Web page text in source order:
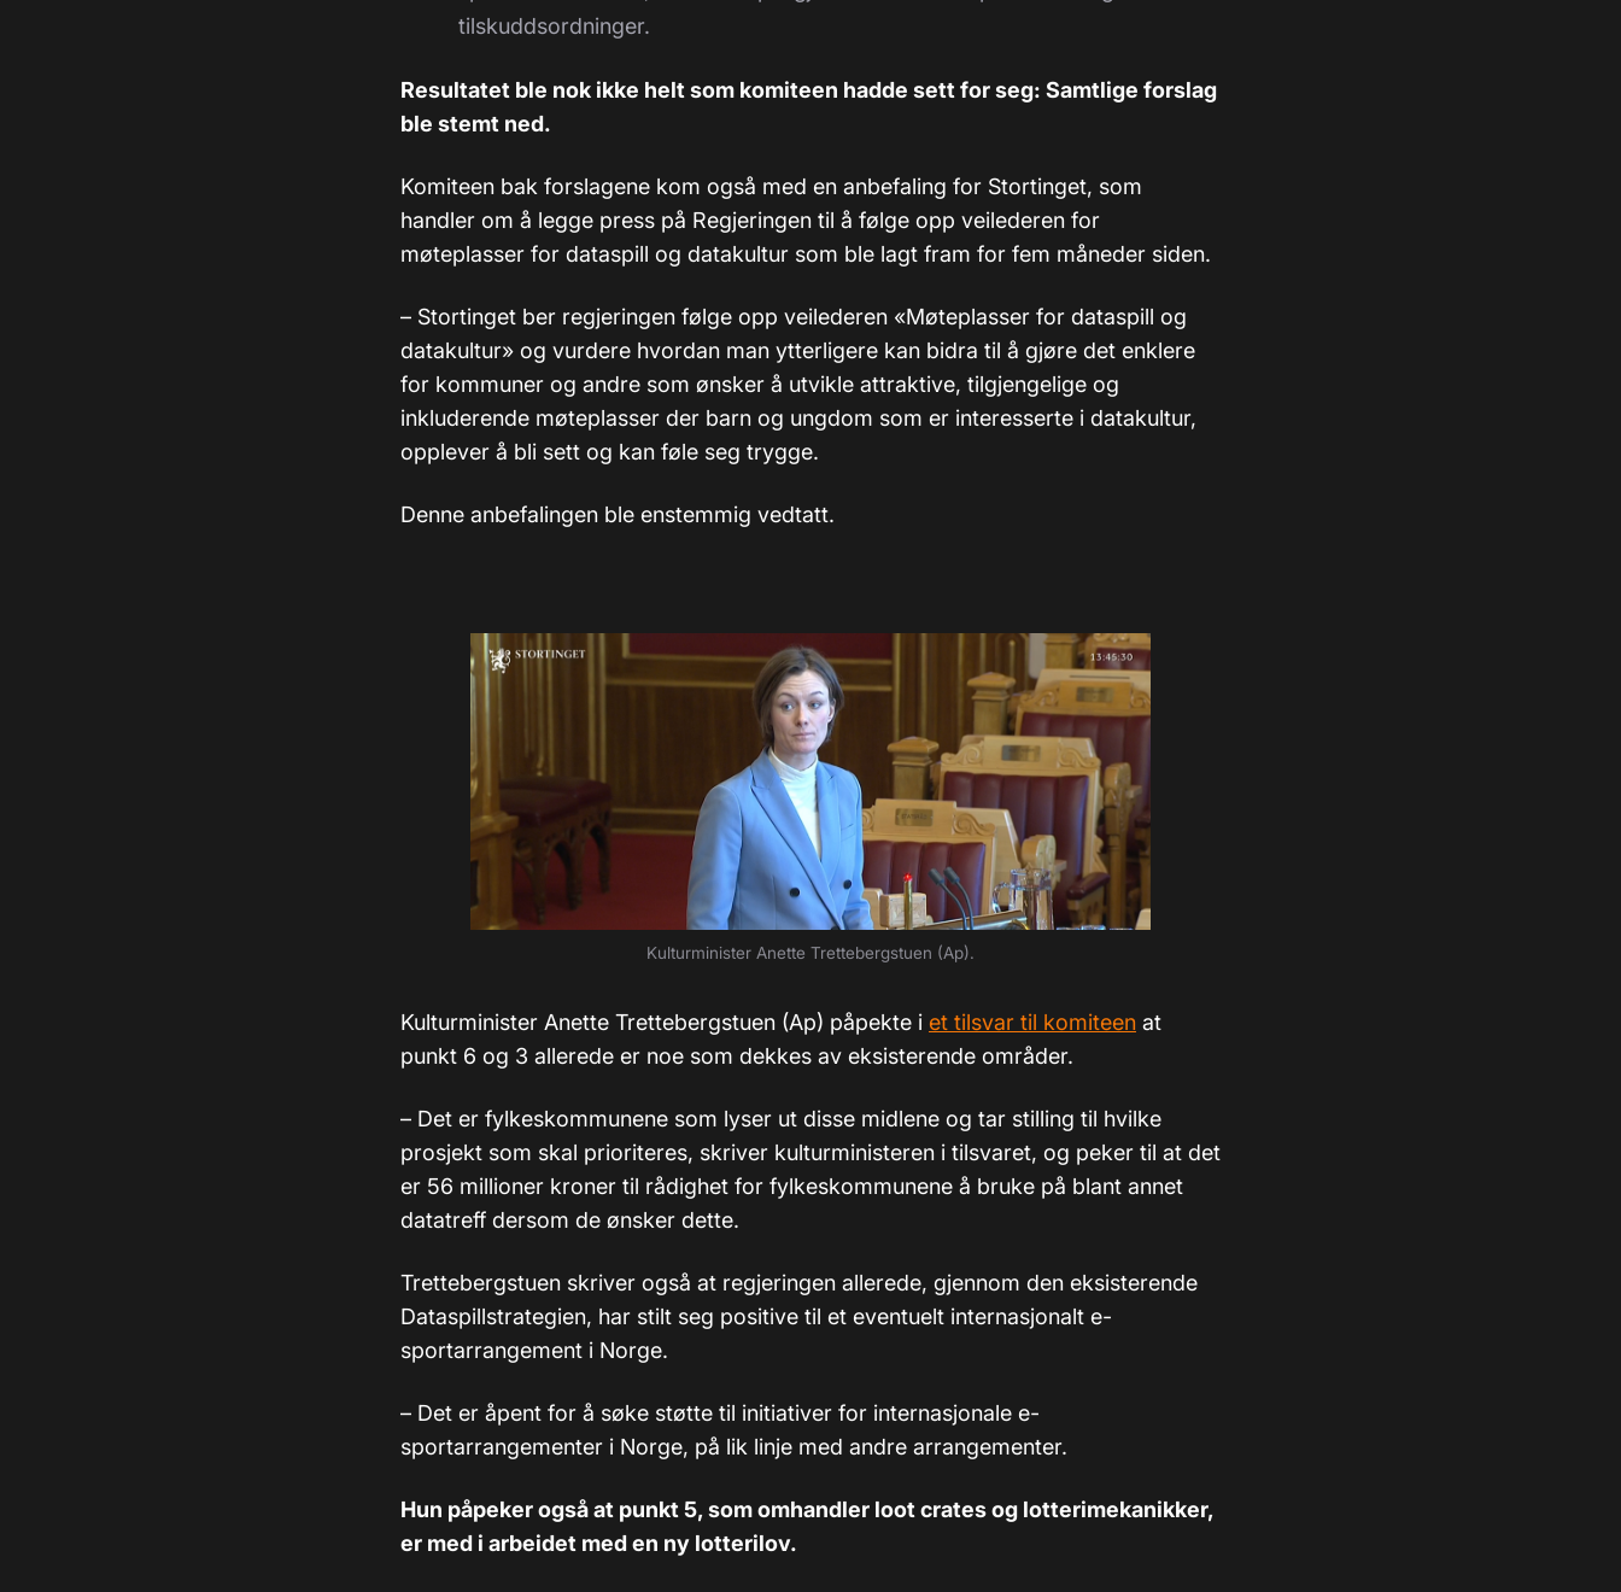
tilskuddsordninger.
Resultatet ble nok ikke helt som komiteen hadde sett for seg: Samtlige forslag
ble stemt ned.
Komiteen bak forslagene kom også med en anbefaling for Stortinget, som
handler om å legge press på Regjeringen til å følge opp veilederen for
møteplasser for dataspill og datakultur som ble lagt fram for fem måneder siden.
– Stortinget ber regjeringen følge opp veilederen «Møteplasser for dataspill og
datakultur» og vurdere hvordan man ytterligere kan bidra til å gjøre det enklere
for kommuner og andre som ønsker å utvikle attraktive, tilgjengelige og
inkluderende møteplasser der barn og ungdom som er interesserte i datakultur,
opplever å bli sett og kan føle seg trygge.
Denne anbefalingen ble enstemmig vedtatt.
Kulturminister Anette Trettebergstuen (Ap).
Kulturminister Anette Trettebergstuen (Ap) påpekte i et tilsvar til komiteen at
punkt 6 og 3 allerede er noe som dekkes av eksisterende områder.
– Det er fylkeskommunene som lyser ut disse midlene og tar stilling til hvilke
prosjekt som skal prioriteres, skriver kulturministeren i tilsvaret, og peker til at det
er 56 millioner kroner til rådighet for fylkeskommunene å bruke på blant annet
datatreff dersom de ønsker dette.
Trettebergstuen skriver også at regjeringen allerede, gjennom den eksisterende
Dataspillstrategien, har stilt seg positive til et eventuelt internasjonalt e-
sportarrangement i Norge.
– Det er åpent for å søke støtte til initiativer for internasjonale e-
sportarrangementer i Norge, på lik linje med andre arrangementer.
Hun påpeker også at punkt 5, som omhandler loot crates og lotterimekanikker,
er med i arbeidet med en ny lotterilov.